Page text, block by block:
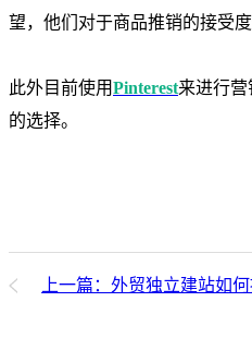
望，他们对于商品推销的接受度
此外目前使用Pinterest来进行
的选择。
上一篇：外贸独立建站如何提高